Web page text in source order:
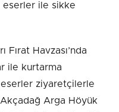
eserler ile sikke
Havzası’nda
ile kurtarma
eserler ziyaretçilerle
Arga Höyük